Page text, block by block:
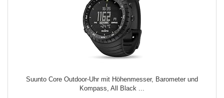
Suunto Core Outdoor-Uhr mit Höhenmesser, Barometer und
Kompass, All Black ...